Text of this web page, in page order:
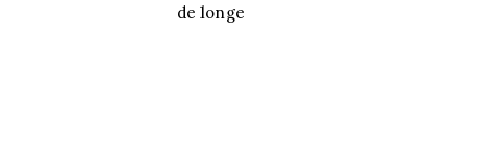
de longe